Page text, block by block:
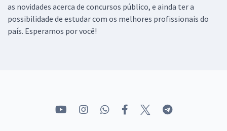
as novidades acerca de concursos público, e ainda ter a
possibilidade de estudar com os melhores profissionais do
país. Esperamos por você!